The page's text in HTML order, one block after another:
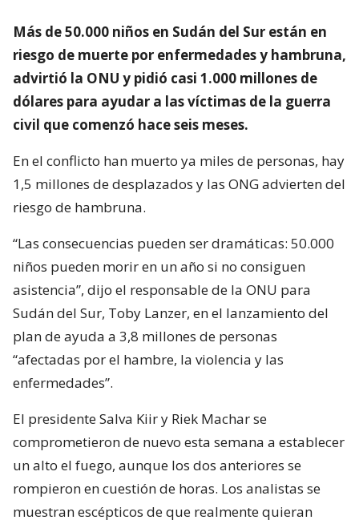
Más de 50.000 niños en Sudán del Sur están en
riesgo de muerte por enfermedades y hambruna,
advirtió la ONU y pidió casi 1.000 millones de
dólares para ayudar a las víctimas de la guerra
civil que comenzó hace seis meses.
En el conflicto han muerto ya miles de personas, hay
1,5 millones de desplazados y las ONG advierten del
riesgo de hambruna.
“Las consecuencias pueden ser dramáticas: 50.000
niños pueden morir en un año si no consiguen
asistencia”, dijo el responsable de la ONU para
Sudán del Sur, Toby Lanzer, en el lanzamiento del
plan de ayuda a 3,8 millones de personas
“afectadas por el hambre, la violencia y las
enfermedades”.
El presidente Salva Kiir y Riek Machar se
comprometieron de nuevo esta semana a establecer
un alto el fuego, aunque los dos anteriores se
rompieron en cuestión de horas. Los analistas se
muestran escépticos de que realmente quieran